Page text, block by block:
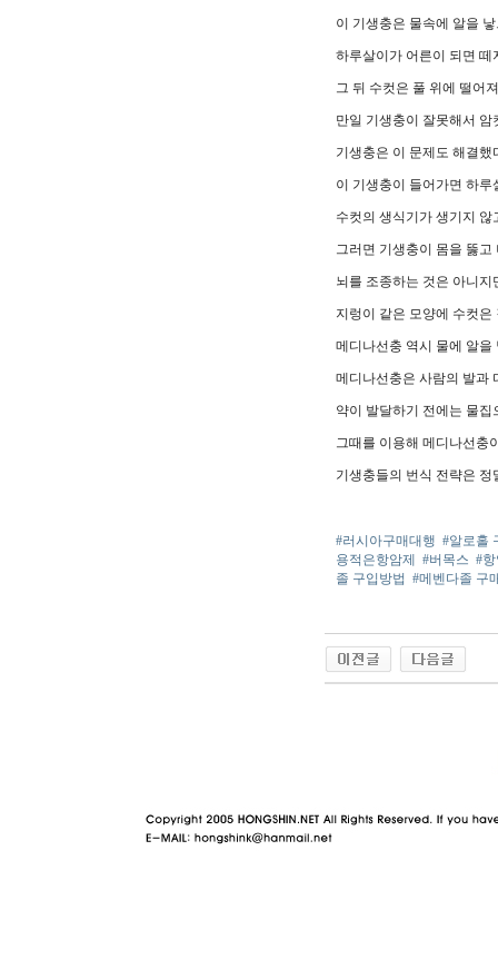
이 기생충은 물속에 알을
하루살이가 어른이 되면
그 뒤 수컷은 풀 위에 떨어
만일 기생충이 잘못해서
기생충은 이 문제도 해결했
이 기생충이 들어가면 하
수컷의 생식기가 생기지
그러면 기생충이 몸을 뚫
뇌를 조종하는 것은 아니
지렁이 같은 모양에 수컷
메디나선충 역시 물에 알을
메디나선충은 사람의 발과
약이 발달하기 전에는 물
그때를 이용해 메디나선충
기생충들의 번식 전략은
#러시아구매대행 #알로홀
용적은항암제 #버목스 #
졸 구입방법 #메벤다졸 구